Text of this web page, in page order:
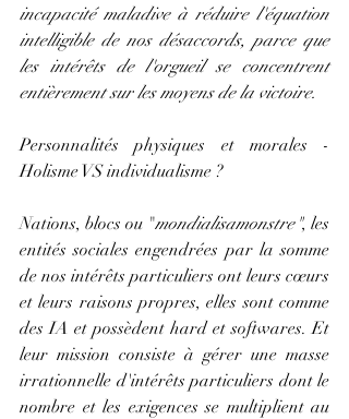
incapacité maladive à réduire l'équation
intelligible de nos désaccords, parce que
les intérêts de l'orgueil se concentrent
entièrement sur les moyens de la victoire.
Personnalités physiques et morales -
Holisme VS individualisme ?
Nations, blocs ou "mondialisamonstre", les
entités sociales engendrées par la somme
de nos intérêts particuliers ont leurs cœurs
et leurs raisons propres, elles sont comme
des IA et possèdent hard et softwares. Et
leur mission consiste à gérer une masse
irrationnelle d'intérêts particuliers dont le
nombre et les exigences se multiplient au